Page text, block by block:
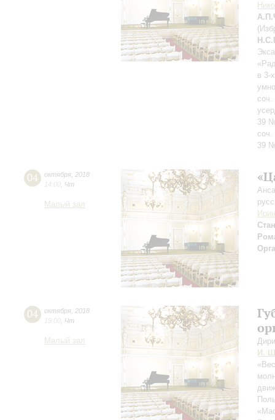
в 3-
39
39
04 октября 2018
14:00 Чт
Малый зал
04 октября 2018
19:00 Чт
Малый зал
И.